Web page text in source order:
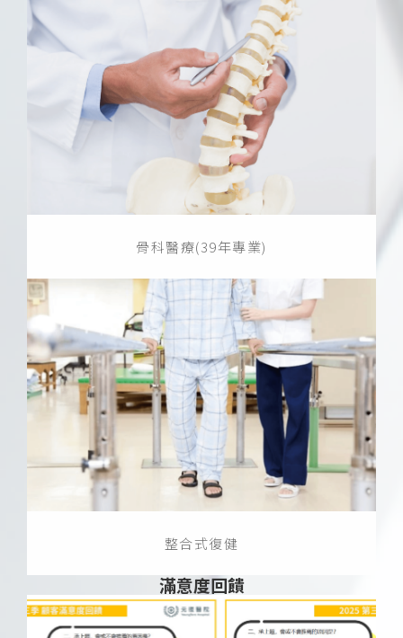
骨科醫療(39年專業)
整合式復健
滿意度回饋